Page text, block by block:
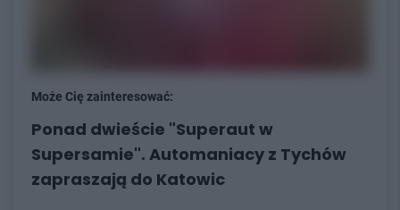
Może Cię zainteresować:
Ponad dwieście "Superaut w
Supersamie". Automaniacy z Tychów
zapraszają do Katowic